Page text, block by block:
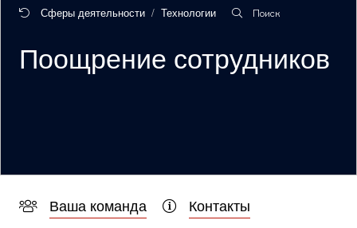
Сферы деятельности Технологии Поиск
Поощрение сотрудников
Ваша команда Контакты